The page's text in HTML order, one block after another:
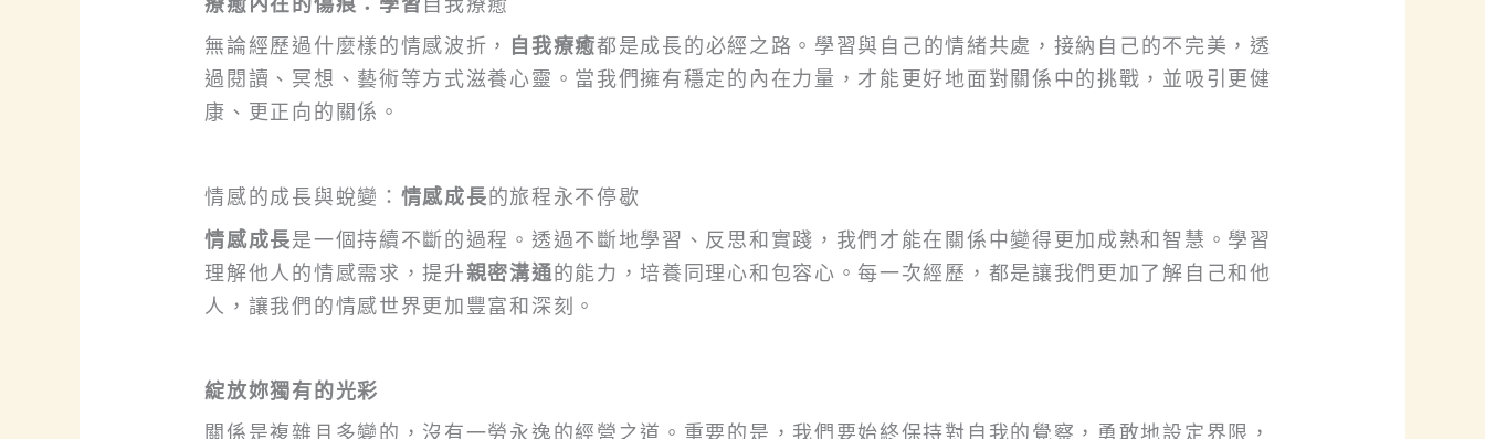
無論經歷過什麼樣的情感波折， 自我療癒都是成長的必經之路。學習與自己的情緒共處，接納自己的不完美，透
過閱讀、冥想、藝術等方式滋養心靈。當我們擁有穩定的內在力量，才能更好地面對關係中的挑戰，並吸引更健
康、更正向的關係。
情感的成長與蛻變： 情感成長的旅程永不停歇
情感成長是一個持續不斷的過程。透過不斷地學習、反思和實踐，我們才能在關係中變得更加成熟和智慧。學習
理解他人的情感需求，提升親密溝通的能力，培養同理心和包容心。每一次經歷，都是讓我們更加了解自己和他
人，讓我們的情感世界更加豐富和深刻。
綻放妳獨有的光彩
關係是複雜且多變的，沒有一勞永逸的經營之道。重要的是，我們要始終保持對自我的覺察，勇敢地設定界限，